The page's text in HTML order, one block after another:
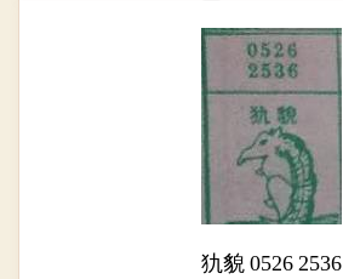
日
犰貌 0526 2536